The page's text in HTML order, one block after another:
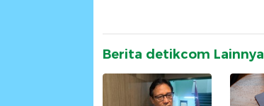
Berita detikcom Lainnya